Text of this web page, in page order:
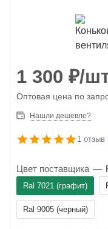
1 300 ₽/
Оптовая цена по
Нашли дешевле?
1 отзыв
Цвет поставщика —
Ral 7021 (графит)
Ral 9005 (черный)